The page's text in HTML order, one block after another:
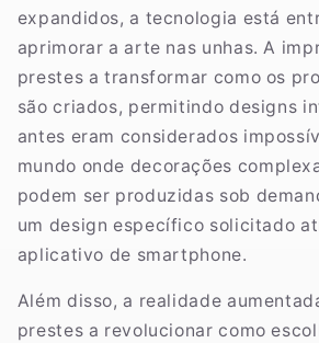
expandidos, a tecnologia está
aprimorar a arte nas unhas. A
prestes a transformar como os
são criados, permitindo designs
antes eram considerados
mundo onde decorações
podem ser produzidas sob
um design específico solicitado
aplicativo de smartphone.
Além disso, a realidade
prestes a revolucionar como